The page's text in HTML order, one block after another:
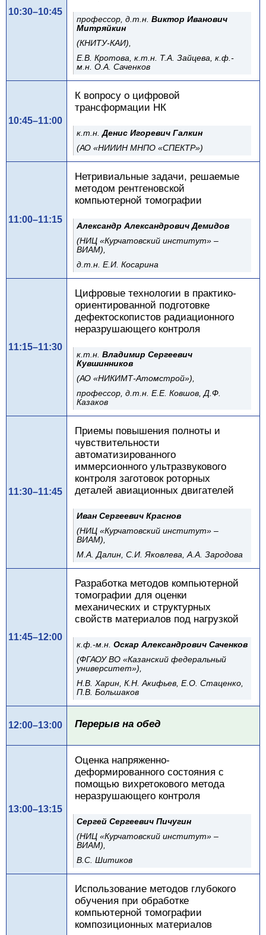
10:30–10:45
профессор, д.т.н. Виктор Иванович
Митряйкин
(КНИТУ-КАИ),
Е.В. Кротова, к.т.н. Т.А. Зайцева, к.ф.-
м.н. О.А. Саченков
10:45–11:00
К вопросу о цифровой
трансформации НК
к.т.н.Денис Игоревич Галкин
(АО «НИИИН МНПО «СПЕКТР»)
11:00–11:15
Нетривиальные задачи, решаемые
методом рентгеновской
компьютерной томографии
Александр Александрович Демидов
(НИЦ «Курчатовский институт» –
ВИАМ),
д.т.н. Е.И. Косарина
11:15–11:30
Цифровые технологии в практико-
ориентированной подготовке
дефектоскопистов радиационного
неразрушающего контроля
к.т.н. Владимир Сергеевич
Кувшинников
(АО «НИКИМТ-Атомстрой»),
профессор, д.т.н. Е.Е. Ковшов, Д.Ф.
Казаков
11:30–11:45
Приемы повышения полноты и
чувствительности
автоматизированного
иммерсионного ультразвукового
контроля заготовок роторных
деталей авиационных двигателей
Иван Сергеевич Краснов
(НИЦ «Курчатовский институт» –
ВИАМ),
М.А. Далин, С.И. Яковлева, А.А. Зародова
11:45–12:00
Разработка методов компьютерной
томографии для оценки
механических и структурных
свойств материалов под нагрузкой
к.ф.-м.н. Оскар Александрович Саченков
(ФГАОУ ВО «Казанский федеральный
университет»),
Н.В. Харин, К.Н. Акифьев, Е.О. Стаценко,
П.В. Большаков
12:00–13:00 Перерыв на обед
13:00–13:15
Оценка напряженно-
деформированного состояния с
помощью вихретокового метода
неразрушающего контроля
Сергей Сергеевич Пичугин
(НИЦ «Курчатовский институт» –
ВИАМ),
В.С. Шитиков
Использование методов глубокого
обучения при обработке
компьютерной томографии
композиционных материалов